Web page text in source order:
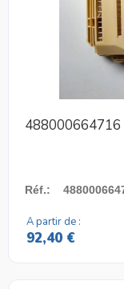
488000664716
Réf.:
A partir de :
92,40 €